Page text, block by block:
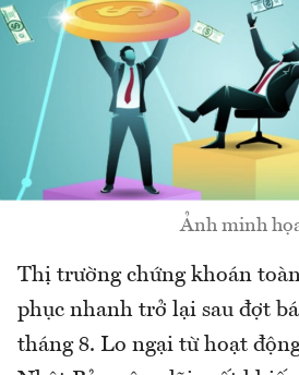
Ảnh minh
Thị trường chứng khoán
phục nhanh trở lại sau đợt
tháng 8. Lo ngại từ hoạt